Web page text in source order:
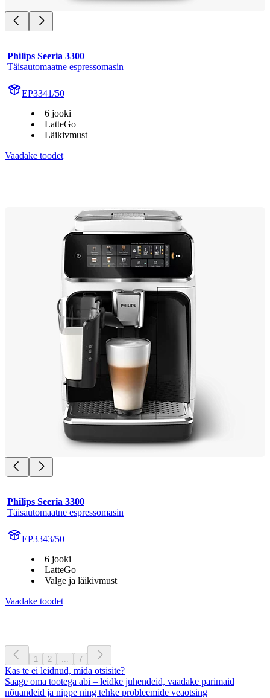
Philips Seeria 3300
Täisautomaatne espressomasin
EP3341/50
6 jooki
LatteGo
Läikivmust
Vaadake toodet
Philips Seeria 3300
Täisautomaatne espressomasin
EP3343/50
6 jooki
LatteGo
Valge ja läikivmust
Vaadake toodet
1 2 7
Kas te ei leidnud, mida otsisite?
Saage oma tootega abi – leidke juhendeid, vaadake parimaid
nõuandeid ja nippe ning tehke probleemide veaotsing